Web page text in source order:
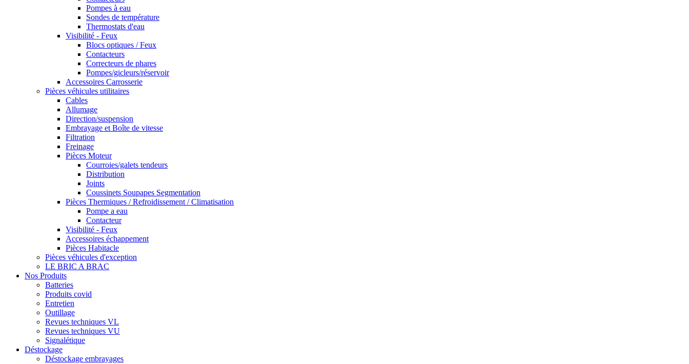
Pompes à eau
Sondes de température
Thermostats d'eau
Visibilité - Feux
Blocs optiques / Feux
Contacteurs
Correcteurs de phares
Pompes/gicleurs/réservoir
Accessoires Carrosserie
Pièces véhicules utilitaires
Cables
Allumage
Direction/suspension
Embrayage et Boîte de vitesse
Filtration
Freinage
Pièces Moteur
Courroies/galets tendeurs
Distribution
Joints
Coussinets Soupapes Segmentation
Pièces Thermiques / Refroidissement / Climatisation
Pompe a eau
Contacteur
Visibilité - Feux
Accessoires échappement
Pièces Habitacle
Pièces véhicules d'exception
LE BRIC A BRAC
Nos Produits
Batteries
Produits covid
Entretien
Outillage
Revues techniques VL
Revues techniques VU
Signalétique
Déstockage
Déstockage embrayages